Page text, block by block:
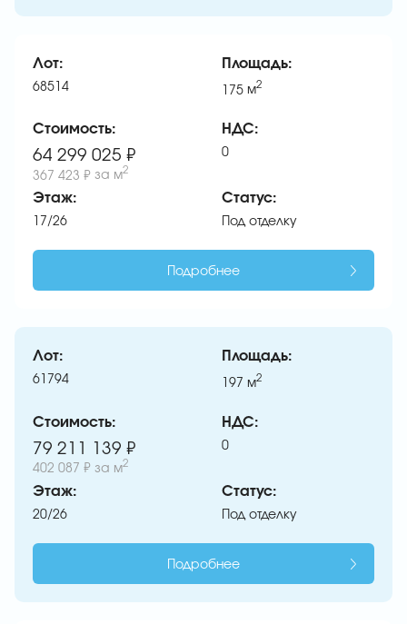
Лот:
68514
Площадь:
175 м2
Стоимость:
64 299 025 ₽
367 423 ₽ за м2
НДС:
0
Этаж:
17/26
Статус:
Под отделку
Подробнее
Лот:
61794
Площадь:
197 м2
Стоимость:
79 211 139 ₽
402 087 ₽ за м2
НДС:
0
Этаж:
20/26
Статус:
Под отделку
Подробнее